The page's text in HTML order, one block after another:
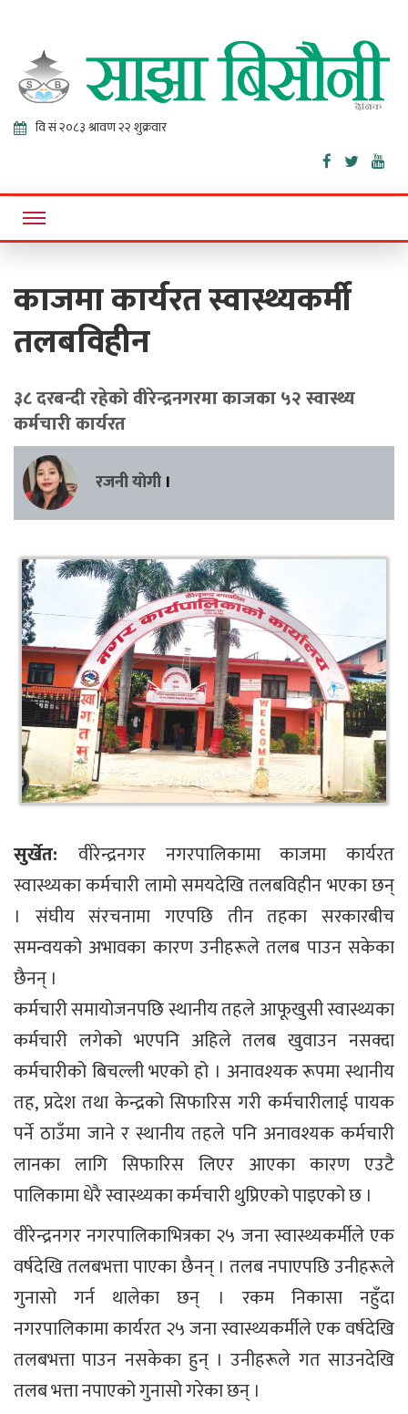
Sajha
Bisaunee
Online News Portal
काजमा कार्यरत स्वास्थ्यकर्मी
तलबविहीन
३८ दरबन्दी रहेको वीरेन्द्रनगरमा काजका ५२ स्वास्थ्य
कर्मचारी कार्यरत
रजनी याेगी ।
सुर्खेत: वीरेन्द्रनगर नगरपालिकामा काजमा कार्यरत
स्वास्थ्यका कर्मचारी लामो समयदेखि तलबविहीन भएका छन्
। संघीय संरचनामा गएपछि तीन तहका सरकारबीच
समन्वयको अभावका कारण उनीहरूले तलब पाउन सकेका
छैनन् ।
कर्मचारी समायोजनपछि स्थानीय तहले आफूखुसी स्वास्थ्यका
कर्मचारी लगेको भएपनि अहिले तलब खुवाउन नसक्दा
कर्मचारीको बिचल्ली भएको हो । अनावश्यक रूपमा स्थानीय
तह, प्रदेश तथा केन्द्रको सिफारिस गरी कर्मचारीलाई पायक
पर्ने ठाउँमा जाने र स्थानीय तहले पनि अनावश्यक कर्मचारी
लानका लागि सिफारिस लिएर आएका कारण एउटै
पालिकामा धेरै स्वास्थ्यका कर्मचारी थुप्रिएको पाइएको छ ।
वीरेन्द्रनगर नगरपालिकाभित्रका २५ जना स्वास्थ्यकर्मीले एक
वर्षदेखि तलबभत्ता पाएका छैनन् । तलब नपाएपछि उनीहरूले
गुनासो गर्न थालेका छन् । रकम निकासा नहुँदा
नगरपालिकामा कार्यरत २५ जना स्वास्थ्यकर्मीले एक वर्षदेखि
तलबभत्ता पाउन नसकेका हुन् । उनीहरूले गत साउनदेखि
तलब भत्ता नपाएको गुनासो गरेका छन् ।